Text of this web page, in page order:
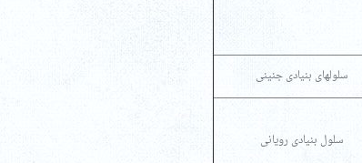
سلولهای بنیادی جنینی
سلول بنیادی رویانی